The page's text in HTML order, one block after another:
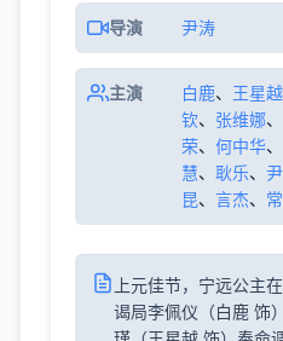
导演 尹涛
主演 白鹿、 王星越
钦、 张维娜、
荣、 何中华、
慧、 耿乐、
昆、 言杰、
上元佳节，宁远公主
谒局李佩仪（白鹿 饰